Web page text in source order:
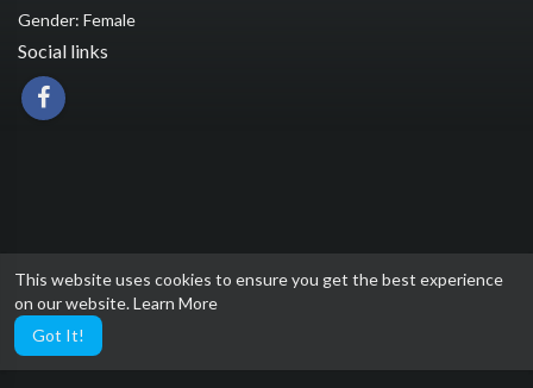
This website uses cookies to ensure you get the best experience
on our website.Learn More
Got It!
Gender: Female
Social links